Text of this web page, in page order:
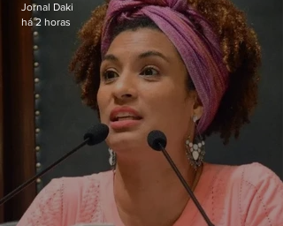
Jornal Daki
há 2 horas